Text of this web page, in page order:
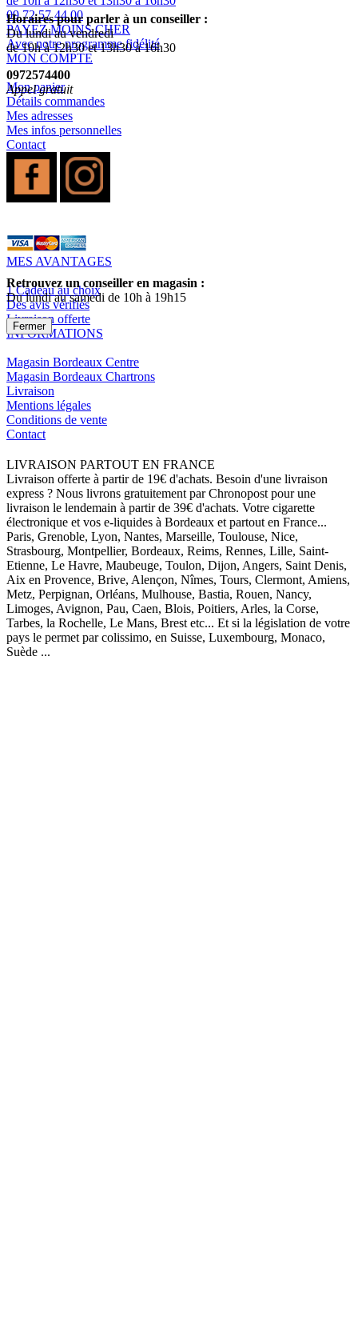
09 72 57 44 00
PAYEZ MOINS CHER
Avec notre programme fidélité
MON COMPTE
Mon panier
Détails commandes
Mes adresses
Mes infos personnelles
Contact
MES AVANTAGES
1 Cadeau au choix
Des avis vérifiés
Livraison offerte
INFORMATIONS
Magasin Bordeaux Centre
Magasin Bordeaux Chartrons
Livraison
Mentions légales
Conditions de vente
Contact
LIVRAISON PARTOUT EN FRANCE
Livraison offerte à partir de 19€ d'achats. Besoin d'une livraison
express ? Nous livrons gratuitement par Chronopost pour une
livraison le lendemain à partir de 39€ d'achats. Votre cigarette
électronique et vos e-liquides à Bordeaux et partout en France...
Paris, Grenoble, Lyon, Nantes, Marseille, Toulouse, Nice,
Strasbourg, Montpellier, Bordeaux, Reims, Rennes, Lille, Saint-
Etienne, Le Havre, Maubeuge, Toulon, Dijon, Angers, Saint Denis,
Aix en Provence, Brive, Alençon, Nîmes, Tours, Clermont, Amiens,
Metz, Perpignan, Orléans, Mulhouse, Bastia, Rouen, Nancy,
Limoges, Avignon, Pau, Caen, Blois, Poitiers, Arles, la Corse,
Tarbes, la Rochelle, Le Mans, Brest etc... Et si la législation de votre
pays le permet par colissimo, en Suisse, Luxembourg, Monaco,
Suède ...
Horaires pour parler à un conseiller :
Du lundi au vendredi
de 10h à 12h30 et 13h30 à 16h30
0972574400
Appel gratuit
Retrouvez un conseiller en magasin :
Du lundi au samedi de 10h à 19h15
Fermer